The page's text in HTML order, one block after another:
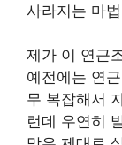
사라지는 마
제가 이 연근
예전에는 연
무 복잡해서
런데 우연히